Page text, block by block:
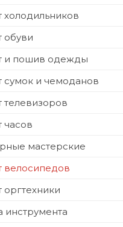
холодильников
обуви
и пошив одежды
сумок и чемоданов
телевизоров
часов
мастерские
велосипедов
оргтехники
инструмента